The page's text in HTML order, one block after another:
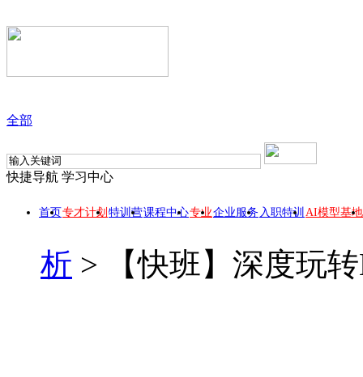
全部
快捷导航 学习中心
首页专才计划 特训营课程中心专业企业服务 入职特训 AI模型基地
析 > 【快班】深度玩